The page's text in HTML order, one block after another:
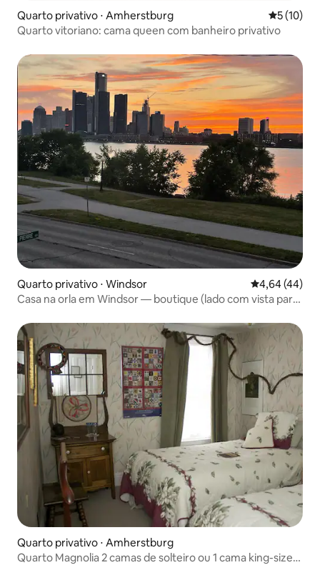
Quarto privativo ⋅ Amherstburg 5 de uma
5 (10)
Quarto vitoriano: cama queen com banheiro privativo
Quarto privativo ⋅ Windsor 4,64 de uma
4,64 (44)
Casa na orla em Windsor — boutique (lado com vista para
Quarto privativo ⋅ Amherstburg
Quarto Magnolia 2 camas de solteiro ou 1 cama king-size